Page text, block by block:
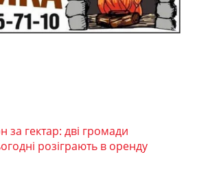
за гектар: дві громади
розіграють в оренду